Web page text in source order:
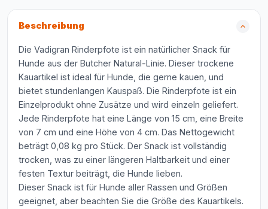
Beschreibung
Die Vadigran Rinderpfote ist ein natürlicher Snack für
Hunde aus der Butcher Natural-Linie. Dieser trockene
Kauartikel ist ideal für Hunde, die gerne kauen, und
bietet stundenlangen Kauspaß. Die Rinderpfote ist ein
Einzelprodukt ohne Zusätze und wird einzeln geliefert.
Jede Rinderpfote hat eine Länge von 15 cm, eine Breite
von 7 cm und eine Höhe von 4 cm. Das Nettogewicht
beträgt 0,08 kg pro Stück. Der Snack ist vollständig
trocken, was zu einer längeren Haltbarkeit und einer
festen Textur beiträgt, die Hunde lieben.
Dieser Snack ist für Hunde aller Rassen und Größen
geeignet, aber beachten Sie die Größe des Kauartikels.